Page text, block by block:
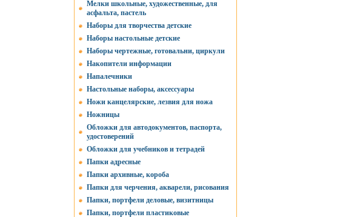
Мелки школьные, художественные, для
асфальта, пастель
Наборы для творчества детские
Наборы настольные детские
Наборы чертежные, готовальни, циркули
Накопители информации
Напалечники
Настольные наборы, аксессуары
Ножи канцелярские, лезвия для ножа
Ножницы
Обложки для автодокументов, паспорта,
удостоверений
Обложки для учебников и тетрадей
Папки адресные
Папки архивные, короба
Папки для черчения, акварели, рисования
Папки, портфели деловые, визитницы
Папки, портфели пластиковые